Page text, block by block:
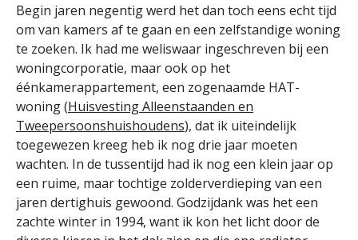
Begin jaren negentig werd het dan toch eens echt tijd
om van kamers af te gaan en een zelfstandige woning
te zoeken. Ik had me weliswaar ingeschreven bij een
woningcorporatie, maar ook op het
éénkamerappartement, een zogenaamde HAT-
woning (Huisvesting Alleenstaanden en
Tweepersoonshuishoudens), dat ik uiteindelijk
toegewezen kreeg heb ik nog drie jaar moeten
wachten. In de tussentijd had ik nog een klein jaar op
een ruime, maar tochtige zolderverdieping van een
jaren dertighuis gewoond. Godzijdank was het een
zachte winter in 1994, want ik kon het licht door de